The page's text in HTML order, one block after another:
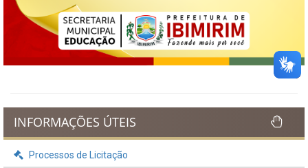
INFORMAÇÕES ÚTEIS
Processos de Licitação